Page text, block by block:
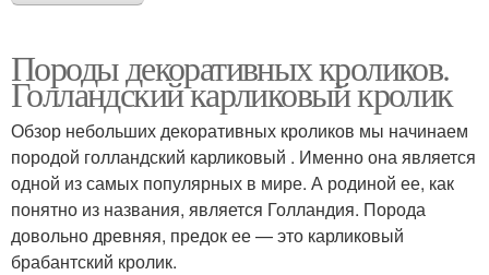
Породы декоративных кроликов.
Голландский карликовый кролик
Обзор небольших декоративных кроликов мы начинаем
породой голландский карликовый . Именно она является
одной из самых популярных в мире. А родиной ее, как
понятно из названия, является Голландия. Порода
довольно древняя, предок ее — это карликовый
брабантский кролик.